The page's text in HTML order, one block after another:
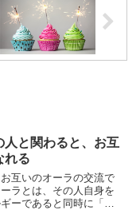
人と関わると、お互
れる
互いのオーラの交流で
ラとは、その人自身を
ーであると同時に「エ